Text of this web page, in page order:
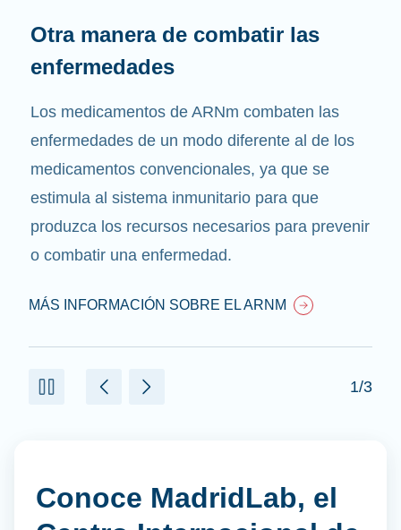
Otra manera de combatir las
enfermedades
Los medicamentos de ARNm combaten las
enfermedades de un modo diferente al de los
medicamentos convencionales, ya que se
estimula al sistema inmunitario para que
produzca los recursos necesarios para prevenir
o combatir una enfermedad.
MÁS INFORMACIÓN SOBRE EL ARNM
1/3
Conoce MadridLab, el